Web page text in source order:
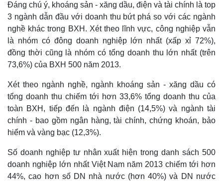
Infographic
Đáng chú ý, khoáng sản - xăng dầu, điện và tài chính là top
3 ngành dẫn đầu với doanh thu bứt phá so với các ngành
nghề khác trong BXH. Xét theo lĩnh vực, công nghiệp vẫn
là nhóm có đông doanh nghiệp lớn nhất (xấp xỉ 72%),
đồng thời cũng là nhóm có tổng doanh thu lớn nhất (trên
73,6%) của BXH 500 năm 2013.
Xét theo ngành nghề, ngành khoáng sản - xăng dầu có
tổng doanh thu chiếm tới hơn 33,6% tổng doanh thu của
toàn BXH, tiếp đến là ngành điện (14,5%) và ngành tài
chính - bao gồm ngân hàng, tài chính, chứng khoán, bảo
hiểm và vàng bạc (12,3%).
Số doanh nghiệp tư nhân xuất hiện trong danh sách 500
doanh nghiệp lớn nhất Việt Nam năm 2013 chiếm tới hơn
44%, cao hơn số DN nhà nước (hơn 40%) và DN nước